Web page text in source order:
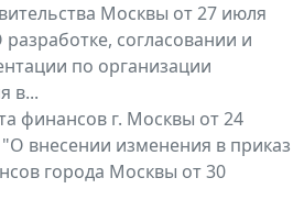
Москвы от 27 июля
согласовании и
по организации
в...
финансов г. Москвы от 24
внесении изменения в приказ
города Москвы от 30